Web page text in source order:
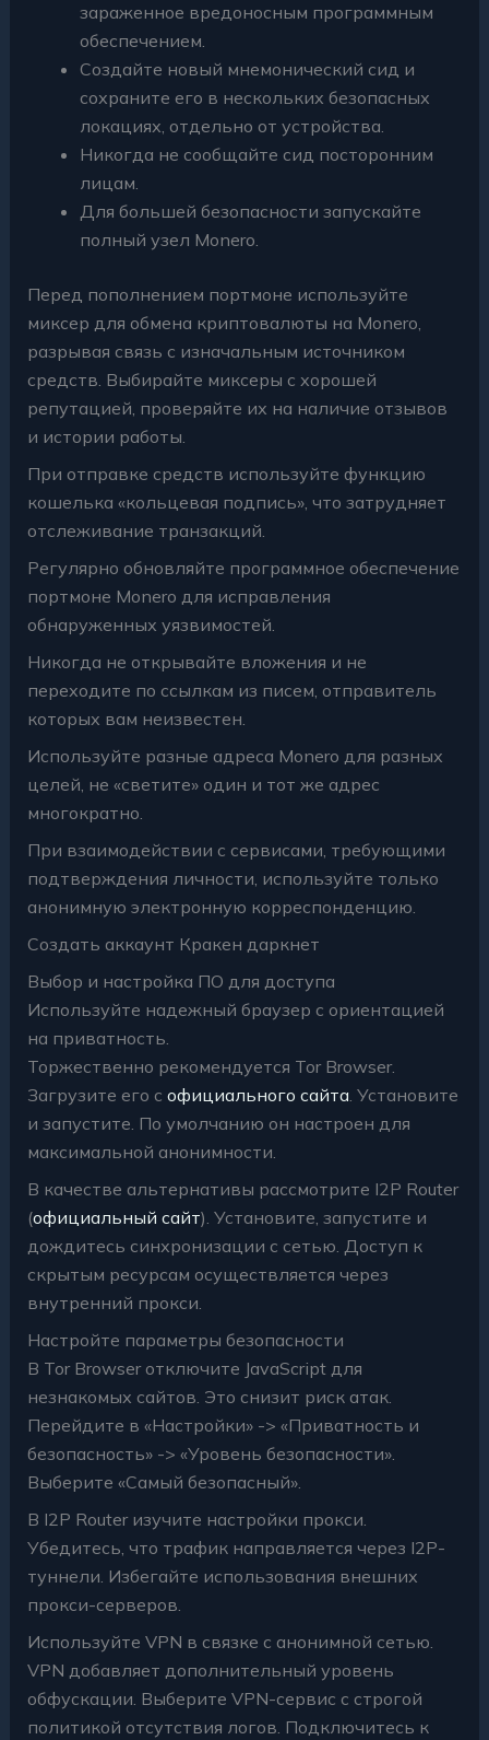
зараженное вредоносным программным
обеспечением.
Создайте новый мнемонический сид и
сохраните его в нескольких безопасных
локациях, отдельно от устройства.
Никогда не сообщайте сид посторонним
лицам.
Для большей безопасности запускайте
полный узел Monero.
Перед пополнением портмоне используйте
миксер для обмена криптовалюты на Monero,
разрывая связь с изначальным источником
средств. Выбирайте миксеры с хорошей
репутацией, проверяйте их на наличие отзывов
и истории работы.
При отправке средств используйте функцию
кошелька «кольцевая подпись», что затрудняет
отслеживание транзакций.
Регулярно обновляйте программное обеспечение
портмоне Monero для исправления
обнаруженных уязвимостей.
Никогда не открывайте вложения и не
переходите по ссылкам из писем, отправитель
которых вам неизвестен.
Используйте разные адреса Monero для разных
целей, не «светите» один и тот же адрес
многократно.
При взаимодействии с сервисами, требующими
подтверждения личности, используйте только
анонимную электронную корреспонденцию.
Создать аккаунт Кракен даркнет
Выбор и настройка ПО для доступа
Используйте надежный браузер с ориентацией
на приватность.
Торжественно рекомендуется Tor Browser.
Загрузите его с официального сайта. Установите
и запустите. По умолчанию он настроен для
максимальной анонимности.
В качестве альтернативы рассмотрите I2P Router
(официальный сайт). Установите, запустите и
дождитесь синхронизации с сетью. Доступ к
скрытым ресурсам осуществляется через
внутренний прокси.
Настройте параметры безопасности
В Tor Browser отключите JavaScript для
незнакомых сайтов. Это снизит риск атак.
Перейдите в «Настройки» -> «Приватность и
безопасность» -> «Уровень безопасности».
Выберите «Самый безопасный».
В I2P Router изучите настройки прокси.
Убедитесь, что трафик направляется через I2P-
туннели. Избегайте использования внешних
прокси-серверов.
Используйте VPN в связке с анонимной сетью.
VPN добавляет дополнительный уровень
обфускации. Выберите VPN-сервис с строгой
политикой отсутствия логов. Подключитесь к